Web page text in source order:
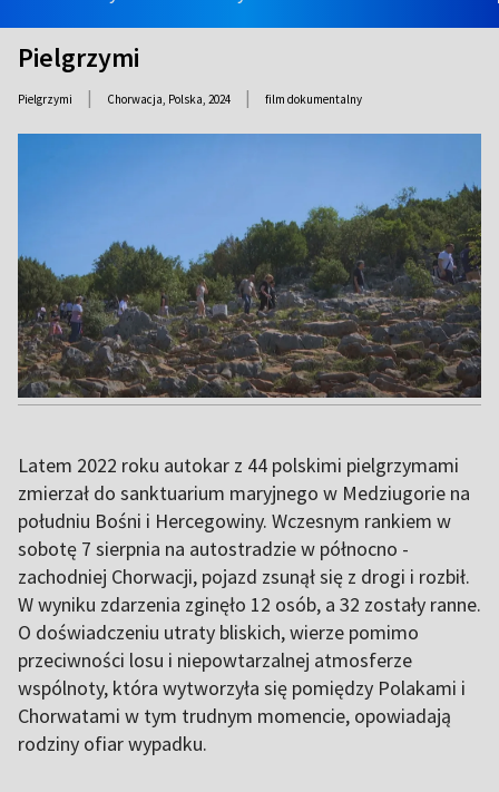
Pielgrzymi
Pielgrzymi | Chorwacja, Polska, 2024 | film dokumentalny
Latem 2022 roku autokar z 44 polskimi pielgrzymami
zmierzał do sanktuarium maryjnego w Medziugorie na
południu Bośni i Hercegowiny. Wczesnym rankiem w
sobotę 7 sierpnia na autostradzie w północno -
zachodniej Chorwacji, pojazd zsunął się z drogi i rozbił.
W wyniku zdarzenia zginęło 12 osób, a 32 zostały ranne.
O doświadczeniu utraty bliskich, wierze pomimo
przeciwności losu i niepowtarzalnej atmosferze
wspólnoty, która wytworzyła się pomiędzy Polakami i
Chorwatami w tym trudnym momencie, opowiadają
rodziny ofiar wypadku.